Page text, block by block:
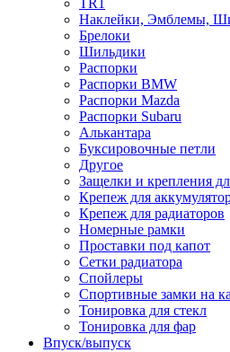
TR1
Наклейки, Эмблемы,
Брелоки
Шильдики
Распорки
Распорки BMW
Распорки Mazda
Распорки Subaru
Алькантара
Буксировочные петли
Другое
Защелки и крепления
Крепеж для
Крепеж для радиаторов
Номерные рамки
Проставки под капот
Сетки радиатора
Спойлеры
Спортивные замки на
Тонировка для стекл
Тонировка для фар
Впуск/выпуск